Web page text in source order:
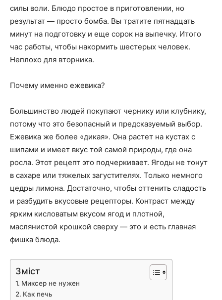
силы воли. Блюдо простое в приготовлении, но
результат — просто бомба. Вы тратите пятнадцать
минут на подготовку и еще сорок на выпечку. Итого
час работы, чтобы накормить шестерых человек.
Неплохо для вторника.
Почему именно ежевика?
Большинство людей покупают чернику или клубнику,
потому что это безопасный и предсказуемый выбор.
Ежевика же более «дикая». Она растет на кустах с
шипами и имеет вкус той самой природы, где она
росла. Этот рецепт это подчеркивает. Ягоды не тонут
в сахаре или тяжелых загустителях. Только немного
цедры лимона. Достаточно, чтобы оттенить сладость
и разбудить вкусовые рецепторы. Контраст между
ярким кисловатым вкусом ягод и плотной,
маслянистой крошкой сверху — это и есть главная
фишка блюда.
Зміст
Миксер не нужен
Как печь